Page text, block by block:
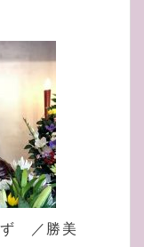
ず ／勝美